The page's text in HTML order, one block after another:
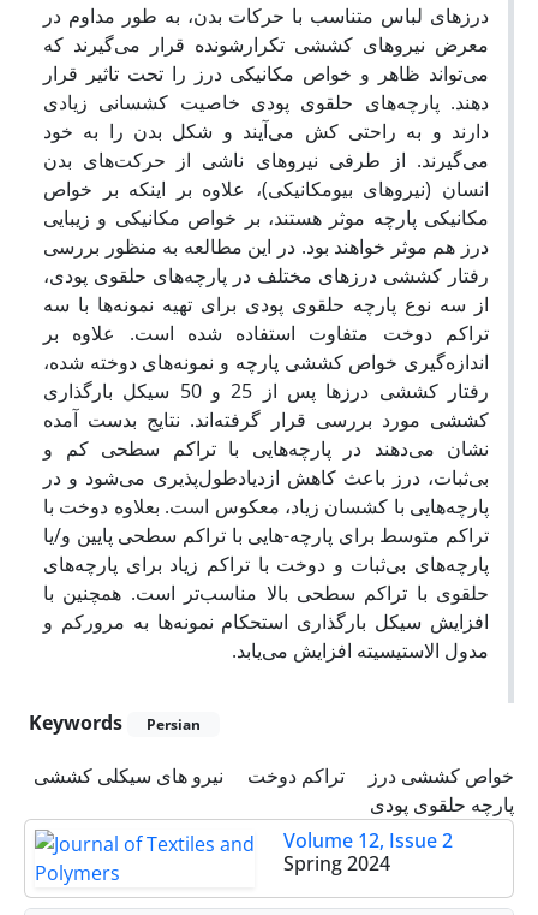
درزهای لباس متناسب با حرکات بدن، به طور مداوم در
معرض نیروهای کششی تکرارشونده قرار می‌گیرند که
می‌تواند ظاهر و خواص مکانیکی درز را تحت تاثیر قرار
دهند. پارچه‌های حلقوی پودی خاصیت کشسانی زیادی
دارند و به راحتی کش می‌آیند و شکل بدن را به خود
می‌گیرند. از طرفی نیروهای ناشی از حرکت‌های بدن
انسان (نیروهای بیومکانیکی)، علاوه بر اینکه بر خواص
مکانیکی پارچه موثر هستند، بر خواص مکانیکی و زیبایی
درز هم موثر خواهند بود. در این مطالعه به منظور بررسی
رفتار کششی درزهای مختلف در پارچه‌های حلقوی پودی،
از سه نوع پارچه حلقوی پودی برای تهیه نمونه‌ها با سه
تراکم دوخت متفاوت استفاده شده است. علاوه بر
اندازه‌گیری خواص کششی پارچه و نمونه‌های دوخته شده،
رفتار کششی درزها پس از 25 و 50 سیکل بارگذاری
کششی مورد بررسی قرار گرفته‌اند. نتایج بدست آمده
نشان می‌دهند در پارچه‌هایی با تراکم سطحی کم و
بی‌ثبات، درز باعث کاهش ازدیادطول‌پذیری می‌شود و در
پارچه‌هایی با کشسان زیاد، معکوس است. بعلاوه دوخت با
تراکم متوسط برای پارچه-هایی با تراکم سطحی پایین و/یا
پارچه‌های بی‌ثبات و دوخت با تراکم زیاد برای پارچه‌های
حلقوی با تراکم سطحی بالا مناسب‌تر است. همچنین با
افزایش سیکل بارگذاری استحکام نمونه‌ها به مرورکم و
مدول الاستیسیته افزایش می‌یابد.
Keywords Persian
خواص کششی درز تراکم دوخت
نیرو های سیکلی کششی
پارچه‌ حلقوی پودی
Volume 12, Issue 2
Spring 2024